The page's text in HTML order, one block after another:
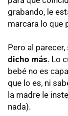
grabando, le
marcara lo que
Pero al
dicho más. Lo
bebé no es
que lo es, ni
la madre le
nada).